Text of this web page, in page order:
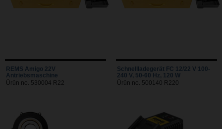
REMS Amigo 22V
Antriebsmaschine
Ürün no. 530004 R22
Schnellladegerät FC 12/22 V 100-
240 V, 50-60 Hz, 120 W
Ürün no. 500140 R220